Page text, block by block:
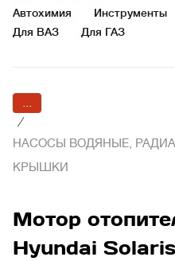
Автохимия
Инструменты
Для ВАЗ
Для ГАЗ
...
/
НАСОСЫ ВОДЯНЫЕ,
КРЫШКИ
Мотор
Hyundai